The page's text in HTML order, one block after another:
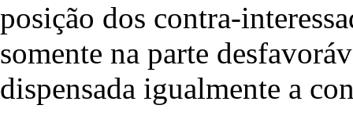
posição dos contra-
somente na parte
dispensada igualmente a